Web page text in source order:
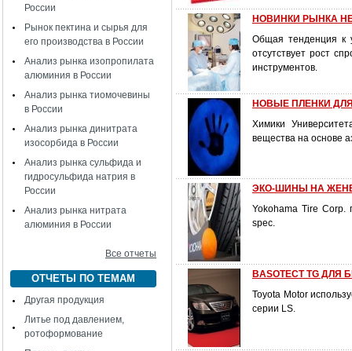
России
Рынок пектина и сырья для
его производства в России
Анализ рынка изопропилата
алюминия в России
Анализ рынка тиомочевины
в России
Анализ рынка динитрата
изосорбида в России
Анализ рынка сульфида и
гидросульфида натрия в
России
Анализ рынка нитрата
алюминия в России
Все отчеты
ОТЧЕТЫ ПО ТЕМАМ
Другая продукция
Литье под давлением,
ротоформование
НОВИНКИ РЫНКА
Общая тенденция к
отсутствует рост
инструментов.
НОВЫЕ ПЛЕНКИ
Химики
вещества на основе
ЭКО-ШИНЫ НА
Yokohama Tire Corp.
spec.
BASOTECT TG
Toyota Motor
серии LS.